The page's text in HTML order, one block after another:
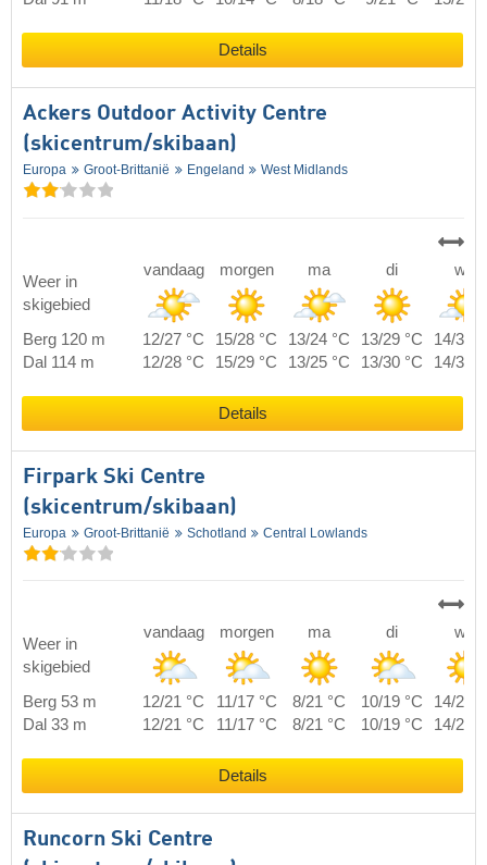
Details
Ackers Outdoor Activity Centre
(skicentrum/skibaan)
Europa Groot-Brittanië Engeland West Midlands
Weer in
skigebied
vandaag morgen ma di wo
Berg 120 m 12/27 °C 15/28 °C 13/24 °C 13/29 °C
14/32
Dal 114 m
12/28 °C 15/29 °C 13/25 °C 13/30 °C 14/33
Details
Firpark Ski Centre
(skicentrum/skibaan)
Europa Groot-Brittanië Schotland Central Lowlands
Weer in
skigebied
vandaag morgen ma di wo
Berg 53 m 12/21 °C 11/17 °C 8/21 °C 10/19 °C
14/26
Dal 33 m
12/21 °C 11/17 °C 8/21 °C 10/19 °C 14/26
Details
Runcorn Ski Centre